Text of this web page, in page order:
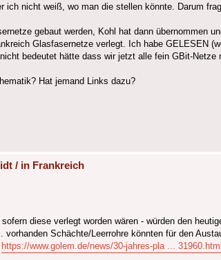
ich nicht weiß, wo man die stellen könnte. Darum
gebaut werden, Kohl hat dann übernommen
Glasfasernetze verlegt. Ich habe GELESEN
bedeutet hätte dass wir jetzt alle fein GBit-
Hat jemand Links dazu?
/ in Frankreich
diese verlegt worden wären - würden den
Schächte/Leerrohre könnten für den
https://www.golem.de/news/30-jahres-pla ... 31960.html